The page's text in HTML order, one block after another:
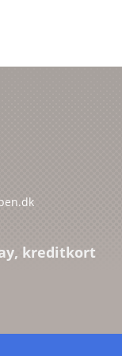
kreditkort